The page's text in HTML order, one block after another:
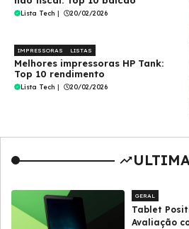
Lista Tech | 20/02/2026
IMPRESSORAS LISTAS
Melhores impressoras HP Tank:
Top 10 rendimento
Lista Tech | 20/02/2026
GERAL
Tablet
Avaliação